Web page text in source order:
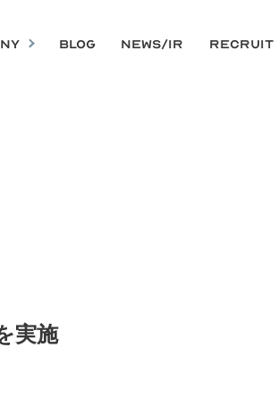
BLOG NEWS/IR RECRUIT
実施